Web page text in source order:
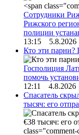
Сотрудники
Рижского
полиции
13:15 5.8.2026
Кто эти парни?
Госполиция
помочь
12:11 4.8.2026
Спасатель
тысяч: его